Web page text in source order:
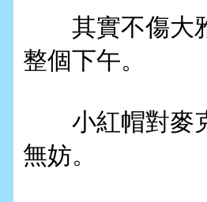
其實不傷大雅
整個下午。
小紅帽對麥克
無妨。